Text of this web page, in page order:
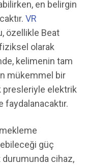
en belirgin
VR
özellikle Beat
olarak
kelimenin tam
mükemmel bir
presleriyle elektrik
güç
durumunda cihaz,